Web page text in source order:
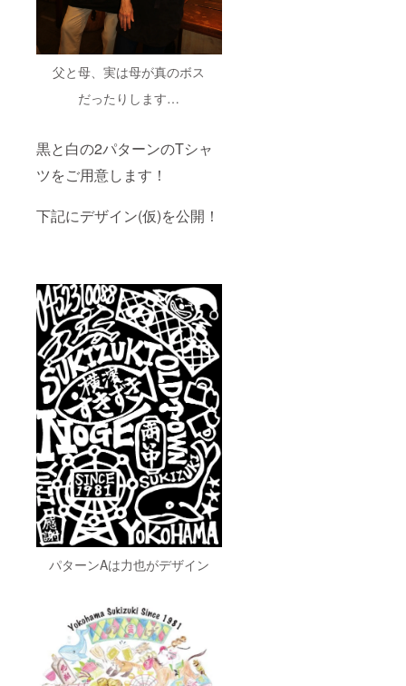
父と母、実は母が真のボス
だったりします…
黒と白の2パターンのTシャ
ツをご用意します！
下記にデザイン(仮)を公開！
パターンAは力也がデザイン